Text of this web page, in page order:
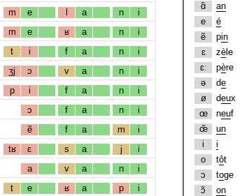
m e l a n i
m e ʁ a n i
t i f a n i
ʒj ɔ v a n i
p i f a n i
ɔ f a n i
ẽ f a m i
tʁ ɛ s a j i
a v a n i
t e ʁ a p i
ɑ̃
an
e
é
ẽ
pin
ɛ
zè le
ɛː
père
ə
de
ø
deux
œ
neuf
œ̃
un
i
i
o
tôt
ɔ
toge
ɔ̃
on